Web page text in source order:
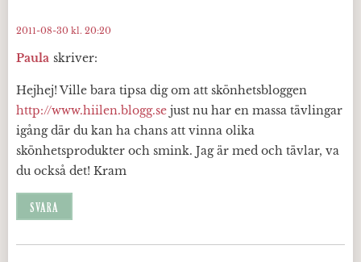
Paula skriver:
2011-08-30 kl. 20:20
Hejhej! Ville bara tipsa dig om att skönhetsbloggen
http://www.hiilen.blogg.se just nu har en massa tävlingar
igång där du kan ha chans att vinna olika
skönhetsprodukter och smink. Jag är med och tävlar, va
du också det! Kram
SVARA